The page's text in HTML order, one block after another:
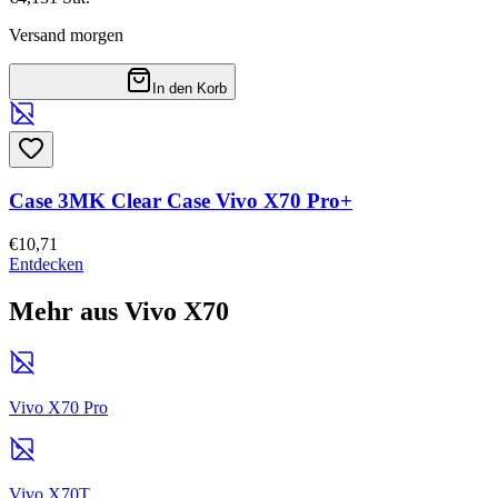
Versand morgen
In den Korb
Case 3MK Clear Case Vivo X70 Pro+
€10,71
Entdecken
Mehr aus Vivo X70
Vivo X70 Pro
Vivo X70T